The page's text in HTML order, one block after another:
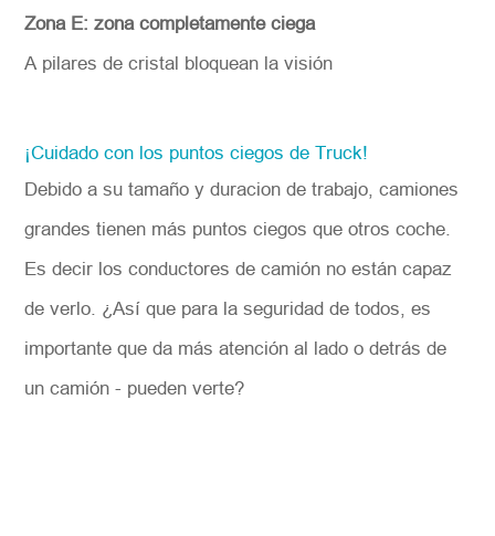
Zona E: zona completamente ciega
A pilares de cristal bloquean la visión
¡Cuidado con los puntos ciegos de Truck!
Debido a su tamaño y duracion de trabajo, camiones
grandes tienen más puntos ciegos que otros coche.
Es decir los conductores de camión no están capaz
de verlo. ¿Así que para la seguridad de todos, es
importante que da más atención al lado o detrás de
un camión - pueden verte?